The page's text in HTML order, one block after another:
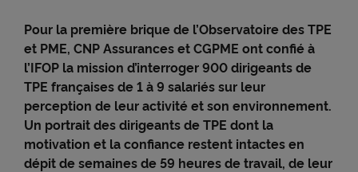
Pour la première brique de l’Observatoire des TPE
et PME, CNP Assurances et CGPME ont confié à
l’IFOP la mission d’interroger 900 dirigeants de
TPE françaises de 1 à 9 salariés sur leur
perception de leur activité et son environnement.
Un portrait des dirigeants de TPE dont la
motivation et la confiance restent intactes en
dépit de semaines de 59 heures de travail, de leur